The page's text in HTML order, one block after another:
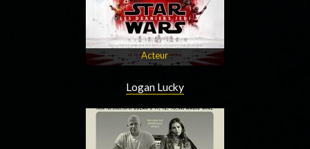
Acteur
Logan Lucky